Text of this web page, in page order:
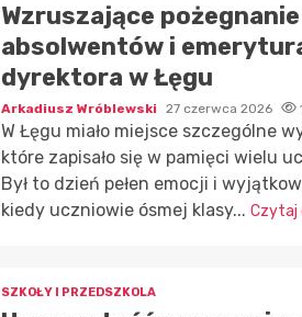
Wzruszające pożegnanie
absolwentów i
dyrektora w Łęgu
Arkadiusz Wróblewski 27 czerwca 2026
W Łęgu miało miejsce szczególne
które zapisało się w pamięci wielu
Był to dzień pełen emocji i
kiedy uczniowie ósmej klasy... Czytaj
SZKOŁY I PRZEDSZKOLA